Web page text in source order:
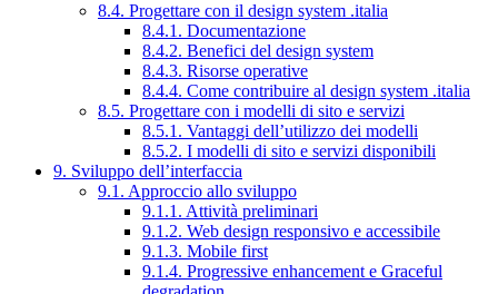
8.4. Progettare con il design system .italia
8.4.1. Documentazione
8.4.2. Benefici del design system
8.4.3. Risorse operative
8.4.4. Come contribuire al design system .italia
8.5. Progettare con i modelli di sito e servizi
8.5.1. Vantaggi dell’utilizzo dei modelli
8.5.2. I modelli di sito e servizi disponibili
9. Sviluppo dell’interfaccia
9.1. Approccio allo sviluppo
9.1.1. Attività preliminari
9.1.2. Web design responsivo e accessibile
9.1.3. Mobile first
9.1.4. Progressive enhancement e Graceful